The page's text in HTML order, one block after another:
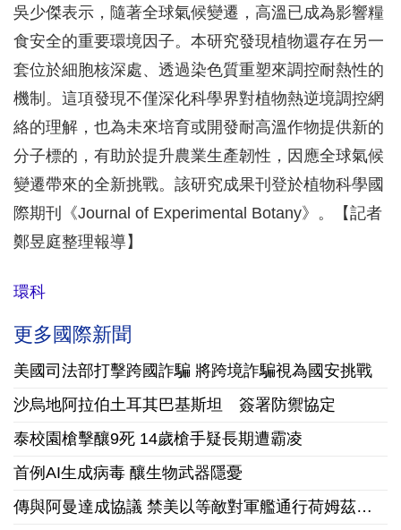
吳少傑表示，隨著全球氣候變遷，高溫已成為影響糧
食安全的重要環境因子。本研究發現植物還存在另一
套位於細胞核深處、透過染色質重塑來調控耐熱性的
機制。這項發現不僅深化科學界對植物熱逆境調控網
絡的理解，也為未來培育或開發耐高溫作物提供新的
分子標的，有助於提升農業生產韌性，因應全球氣候
變遷帶來的全新挑戰。該研究成果刊登於植物科學國
際期刊《Journal of Experimental Botany》。【記者
鄭昱庭整理報導】
環科
更多國際新聞
美國司法部打擊跨國詐騙 將跨境詐騙視為國安挑戰
沙烏地阿拉伯土耳其巴基斯坦 簽署防禦協定
泰校園槍擊釀9死 14歲槍手疑長期遭霸凌
首例AI生成病毒 釀生物武器隱憂
傳與阿曼達成協議 禁美以等敵對軍艦通行荷姆茲海峽